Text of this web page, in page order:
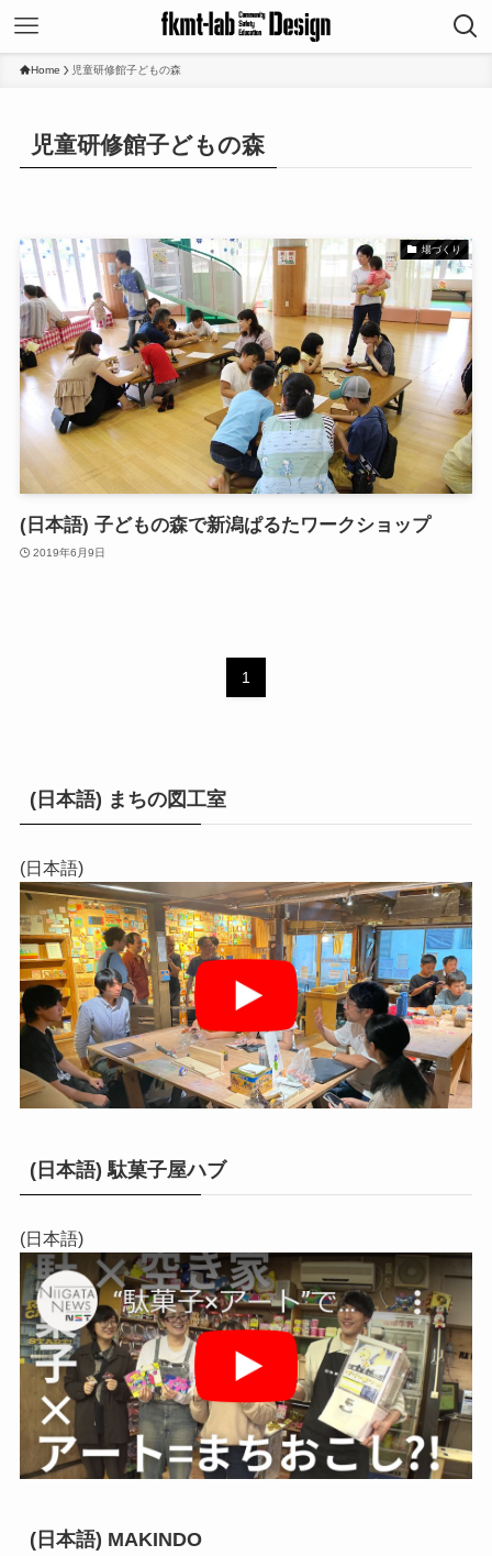
Home 児童研修館子どもの森
児童研修館子どもの森
場づくり
(日本語) 子どもの森で新潟ぱるたワークショップ
2019年6月9日
1
(日本語) まちの図工室
(日本語)
(日本語) 駄菓子屋ハブ
(日本語)
(日本語) MAKINDO